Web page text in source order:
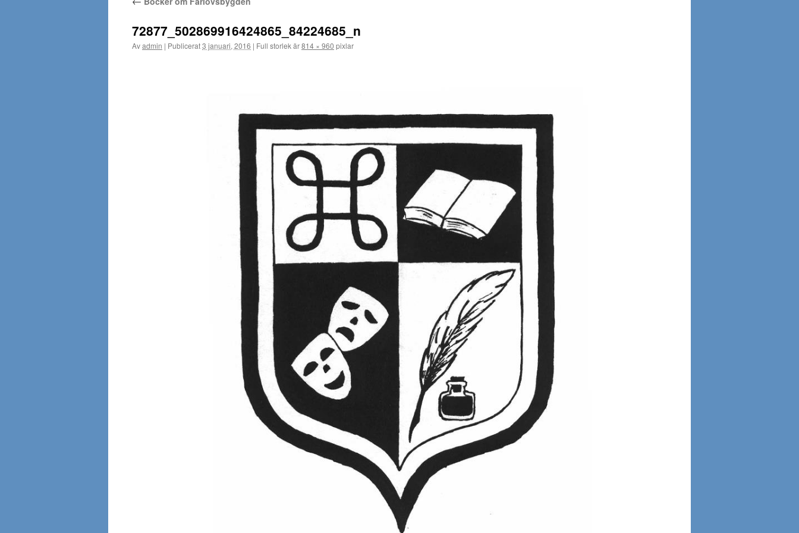
72877_502869916424865_84224685_n
Avadmin | Publicerat3 januari, 2016 | Full storlek är814 × 960 pixlar